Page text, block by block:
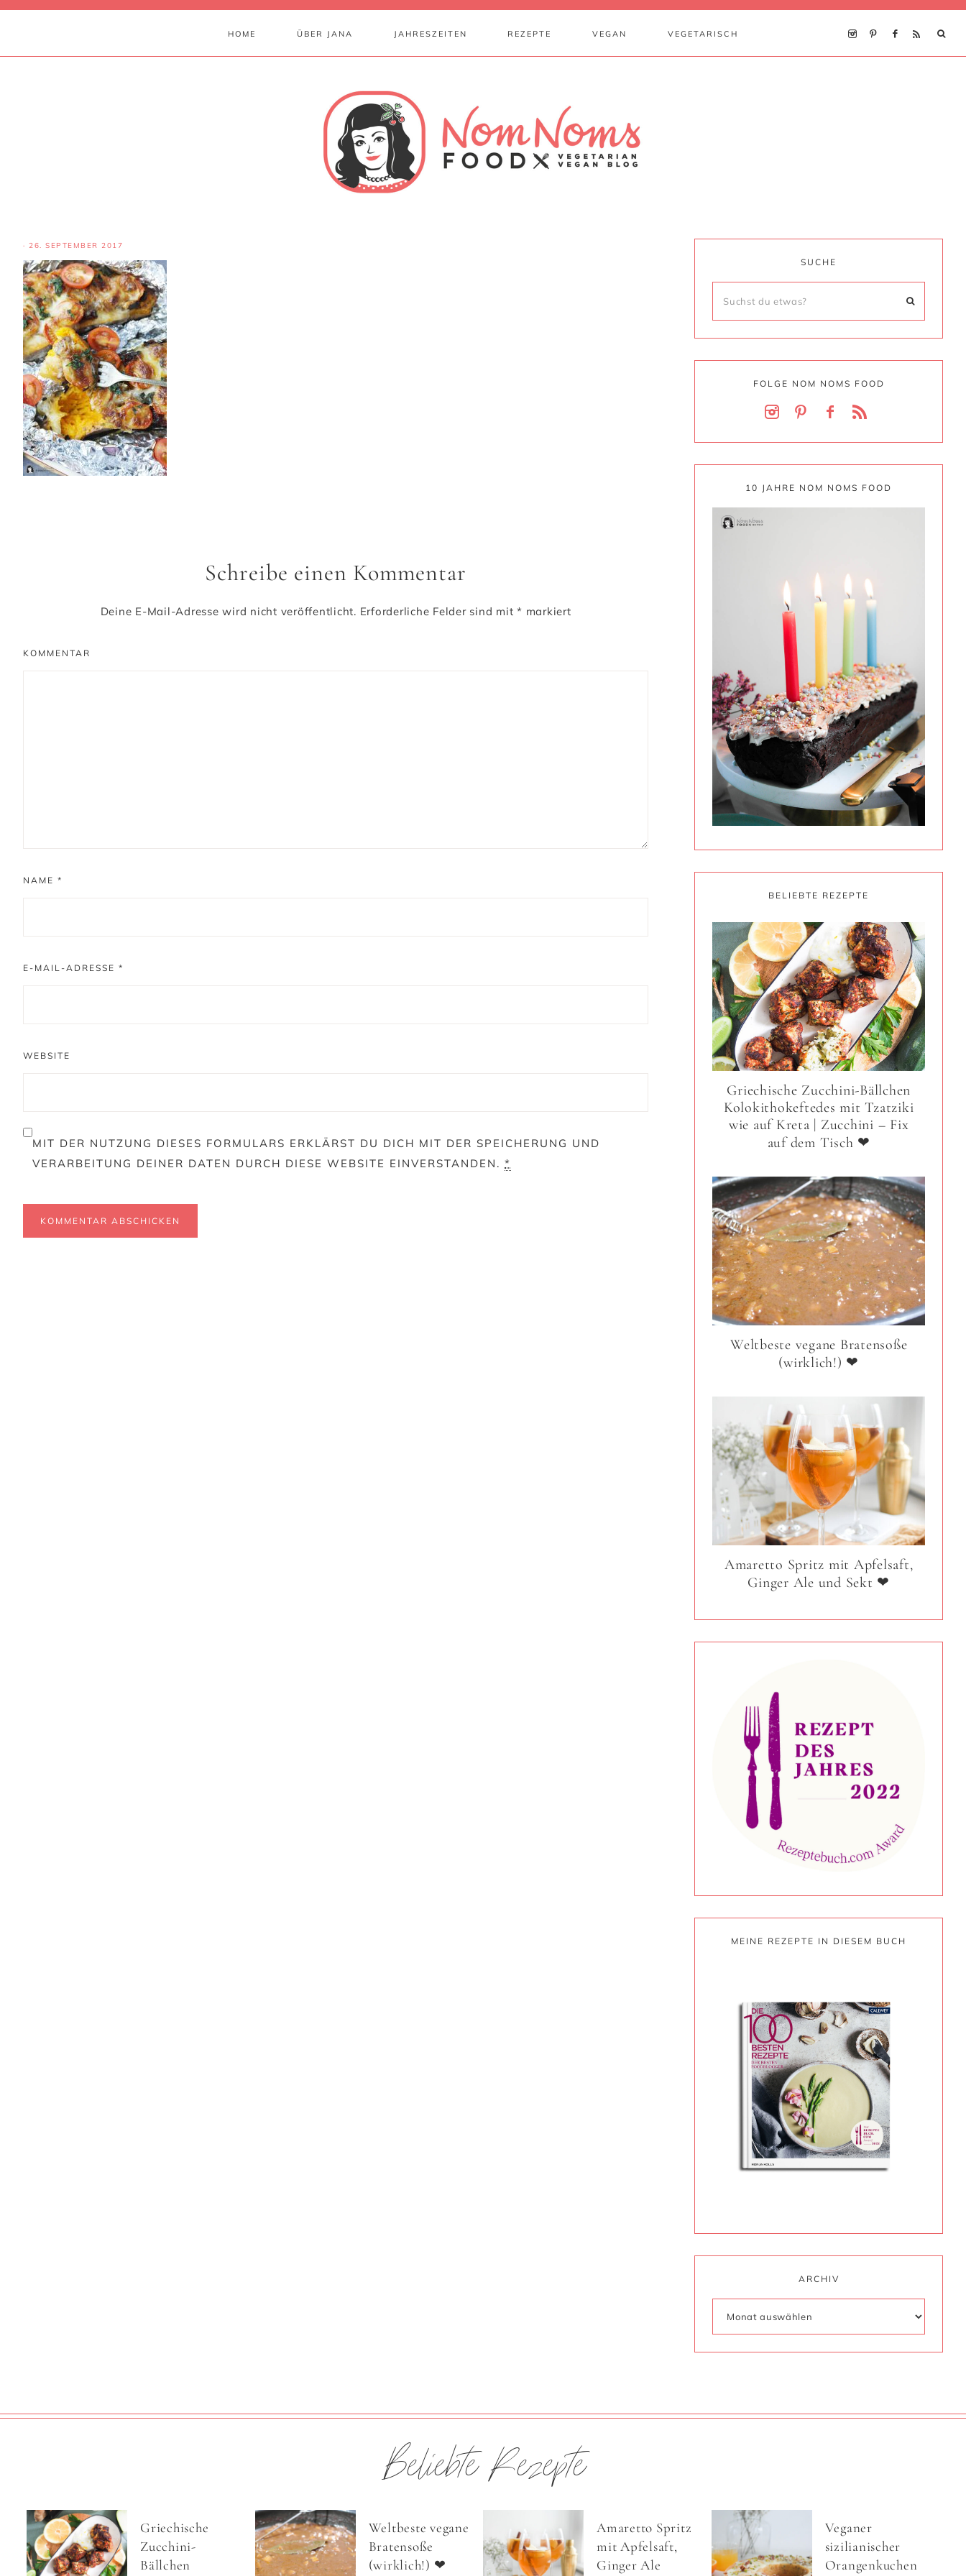
HOME ÜBER JANA JAHRESZEITEN REZEPTE VEGAN VEGETARISCH
· 26. SEPTEMBER 2017
Schreibe einen Kommentar
Deine E-Mail-Adresse wird nicht veröffentlicht. Erforderliche Felder sind mit* markiert
KOMMENTAR
NAME *
E-MAIL-ADRESSE *
WEBSITE
MIT DER NUTZUNG DIESES FORMULARS ERKLÄRST DU DICH MIT DER SPEICHERUNG UND
VERARBEITUNG DEINER DATEN DURCH DIESE WEBSITE EINVERSTANDEN. *
SUCHE
FOLGE NOM NOMS FOOD
10 JAHRE NOM NOMS FOOD
BELIEBTE REZEPTE
Griechische Zucchini-Bällchen
Kolokithokeftedes mit Tzatziki
wie auf Kreta | Zucchini – Fix
auf dem Tisch ❤
Weltbeste vegane Bratensoße
(wirklich!) ❤
Amaretto Spritz mit Apfelsaft,
Ginger Ale und Sekt ❤
MEINE REZEPTE IN DIESEM BUCH
ARCHIV
Beliebte Rezepte
Griechische
Zucchini-
Bällchen
Weltbeste vegane
Bratensoße
(wirklich!) ❤
Amaretto Spritz
mit Apfelsaft,
Ginger Ale
Veganer
sizilianischer
Orangenkuchen